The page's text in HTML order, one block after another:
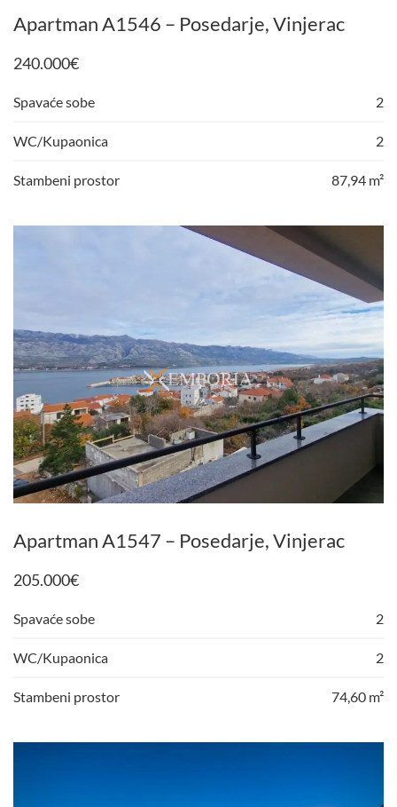
Apartman A1546 – Posedarje, Vinjerac
240.000€
Spavaće sobe 2
WC/Kupaonica 2
Stambeni prostor 87,94 m²
Apartman A1547 – Posedarje, Vinjerac
205.000€
Spavaće sobe 2
WC/Kupaonica 2
Stambeni prostor 74,60 m²